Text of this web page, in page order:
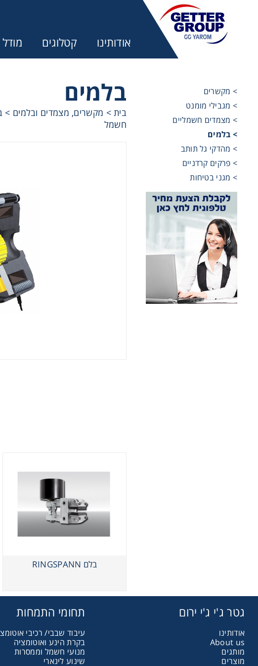
אודותינו קטלוגים מודל 3D
> מקשרים
> מגבילי מומנט
> מצמדים חשמליים
> בלמים
> מהדקי גל תותב
> פרקים קרדניים
> מגני בטיחות
בלמים
בית> מקשרים, מצמדים ובלמים >
חשמל
בלם RINGSPANN
גטר ג'י ג'י ירום
אודותינו
About us
מותגים
מוצרים
תחומי התמחות
עיבוד שבבי/ רכיבי
בקרת הינע ואוטומציה
מנועי חשמל וממסרות
שינוע לינארי
מיסבים ובתי
שרשראות,
רצועות וי,
שינוע ליניארי